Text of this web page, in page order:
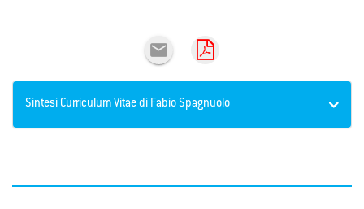

Sintesi Curriculum Vitae di Fabio Spagnuolo